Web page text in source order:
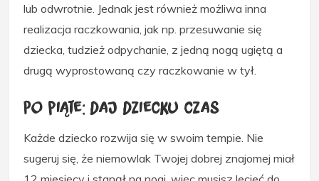
lub odwrotnie. Jednak jest również możliwa inna
realizacja raczkowania, jak np. przesuwanie się
dziecka, tudzież odpychanie, z jedną nogą ugiętą a
drugą wyprostowaną czy raczkowanie w tył.
Po piąte: daj dziecku czas
Każde dziecko rozwija się w swoim tempie. Nie
sugeruj się, że niemowlak Twojej dobrej znajomej miał